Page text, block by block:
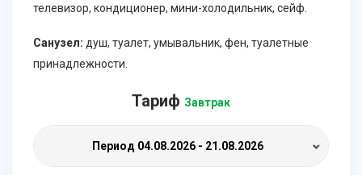
телевизор, кондиционер, мини-холодильник, сейф.
Санузел: душ, туалет, умывальник, фен, туалетные
принадлежности.
Тариф Завтрак
Период 04.08.2026 - 21.08.2026